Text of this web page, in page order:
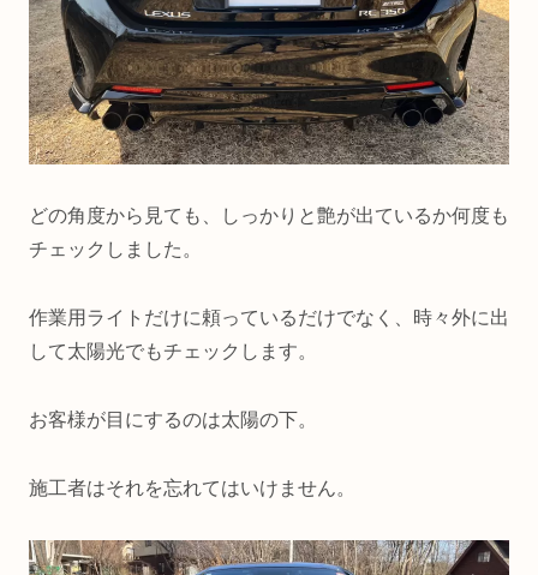
どの角度から見ても、しっかりと艶が出ているか何度も
チェックしました。
作業用ライトだけに頼っているだけでなく、時々外に出
して太陽光でもチェックします。
お客様が目にするのは太陽の下。
施工者はそれを忘れてはいけません。